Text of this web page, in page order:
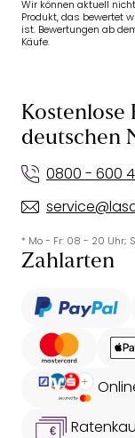
Wir können aktuell
Produkt, das bewertet
ist. Bewertungen ab
Käufe.
Kostenlose
deutschen
0800 - 600
* Mo - Fr: 08 - 20 Uhr;
Zahlarten